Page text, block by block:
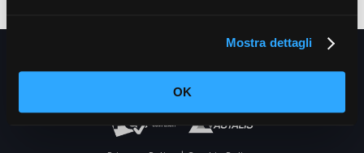
Mostra dettagli
OK
Delete reservation